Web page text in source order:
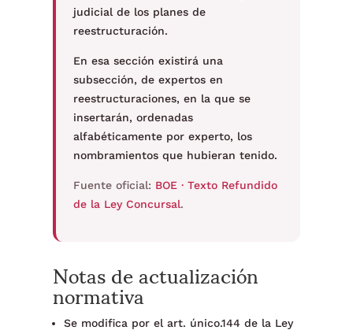
judicial de los planes de
reestructuración.
En esa sección existirá una
subsección, de expertos en
reestructuraciones, en la que se
insertarán, ordenadas
alfabéticamente por experto, los
nombramientos que hubieran tenido.
Fuente oficial: BOE · Texto Refundido
de la Ley Concursal.
Notas de actualización
normativa
Se modifica por el art. único.144 de la Ley